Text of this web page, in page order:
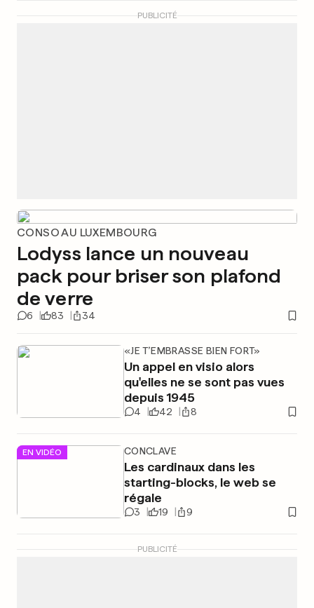
PUBLICITÉ
CONSO AU LUXEMBOURG
Lodyss lance un nouveau
pack pour briser son plafond
de verre
6 83 34
«JE T’EMBRASSE BIEN FORT»
Un appel en visio alors
qu'elles ne se sont pas vues
depuis 1945
4 42 8
EN VIDÉO CONCLAVE
Les cardinaux dans les
starting-blocks, le web se
régale
3 19 9
PUBLICITÉ